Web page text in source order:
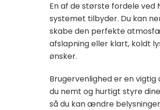
En af de største fordele ved
systemet tilbyder. Du kan
skabe den perfekte
afslapning eller klart, koldt
ønsker.
Brugervenlighed er en
du nemt og hurtigt styre
så du kan ændre